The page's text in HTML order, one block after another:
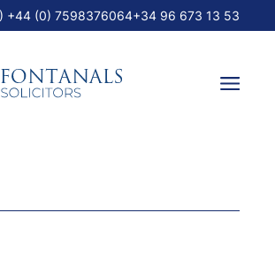
+44 (0) 7598376064+34 96 673 13 53